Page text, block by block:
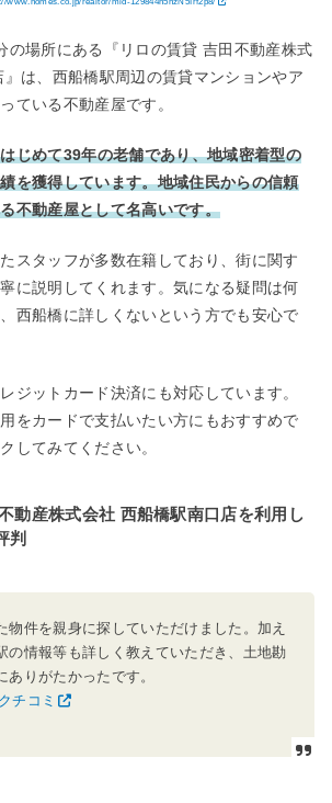
の場所にある『リロの賃貸 吉田不動産株式
は、西船橋駅周辺の賃貸マンションやア
ている不動産屋です。
じめて39年の老舗であり、地域密着型の
を獲得しています。地域住民からの信頼
不動産屋として名高いです。
スタッフが多数在籍しており、街に関す
に説明してくれます。気になる疑問は何
西船橋に詳しくないという方でも安心で
ジットカード決済にも対応しています。
をカードで支払いたい方にもおすすめで
してみてください。
動産株式会社 西船橋駅南口店を利用し
判
物件を親身に探していただけました。加え
の情報等も詳しく教えていただき、土地勘
ありがたかったです。
チコミ